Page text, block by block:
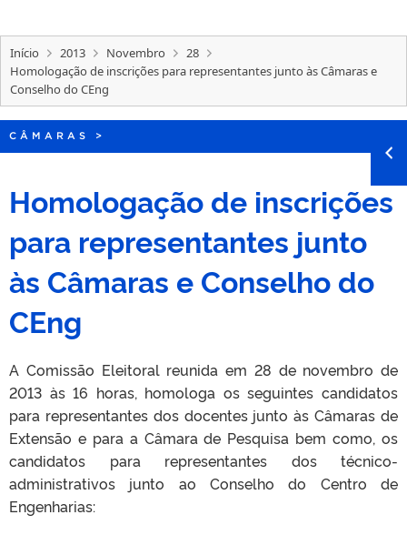
PORTARIAS
TELEFONES
Início 2013 Novembro
28
Homologação de inscrições para representantes junto às Câmaras e
Conselho do CEng
CÂMARAS >
Homologação de inscrições
para representantes junto
às Câmaras e Conselho do
CEng
A Comissão Eleitoral reunida em 28 de novembro de
2013 às 16 horas, homologa os seguintes candidatos
para representantes dos docentes junto às Câmaras de
Extensão e para a Câmara de Pesquisa bem como, os
candidatos para representantes dos técnico-
administrativos junto ao Conselho do Centro de
Engenharias: